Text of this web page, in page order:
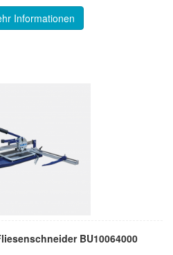
Informationen
BU10064000